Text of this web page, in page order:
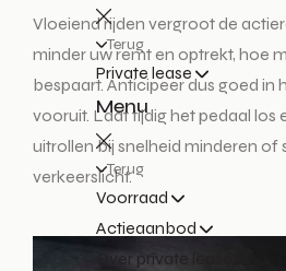
Terug
Private lease
Menu
Terug
Voorraad
Actieaanbod
Over private lease
Vloeiend rijden vergroot de
minder uw remt en optrekt, hoe
bespaart. Anticipeer dus goed in
vooruit. Laat tijdig het pedaal los
uitrollen bij snelheid minderen of
verkeerslicht.